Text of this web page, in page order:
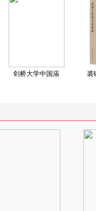
剑桥大学中国庙 裘